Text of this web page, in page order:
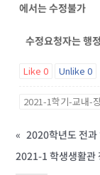
에서는 수정불가
수정요청자는 행
Like0 Unlike0
2021-1학기-교내-
« 2020학년도 전과
2021-1 학생생활관